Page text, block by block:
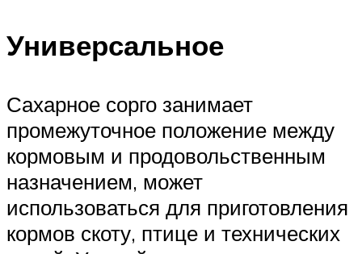
Универсальное
Сахарное сорго занимает
промежуточное положение между
кормовым и продовольственным
назначением, может
использоваться для приготовления
кормов скоту, птице и технических